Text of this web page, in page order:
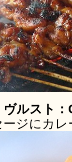
ヴルスト
ジにカ